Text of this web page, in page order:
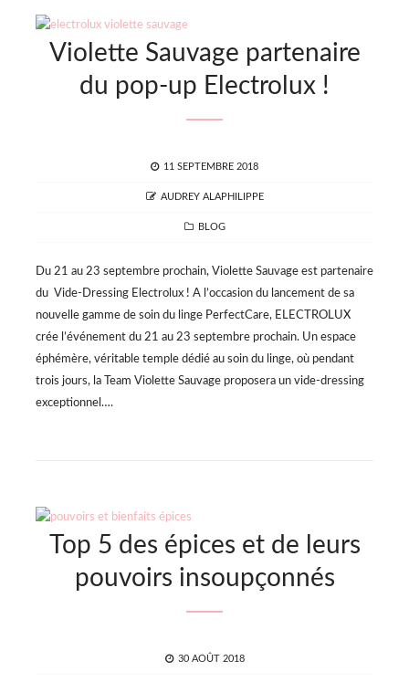
Violette Sauvage partenaire
du pop-up Electrolux !
POSTED
11 SEPTEMBRE 2018
AUTHOR
AUDREY ALAPHILIPPE
CATEGORIES
BLOG
Du 21 au 23 septembre prochain, Violette Sauvage est partenaire
du Vide-Dressing Electrolux ! A l’occasion du lancement de sa
nouvelle gamme de soin du linge PerfectCare, ELECTROLUX
crée l’événement du 21 au 23 septembre prochain. Un espace
éphémère, véritable temple dédié au soin du linge, où pendant
trois jours, la Team Violette Sauvage proposera un vide-dressing
exceptionnel….
Top 5 des épices et de leurs
pouvoirs insoupçonnés
POSTED
30 AOÛT 2018